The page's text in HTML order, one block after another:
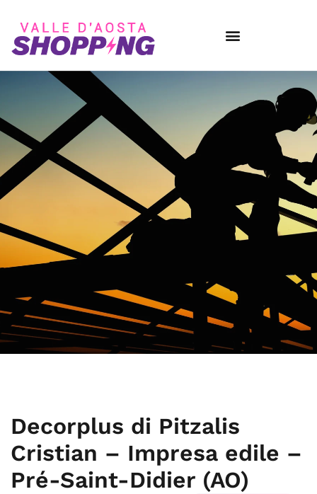
Decorplus di Pitzalis
Cristian – Impresa edile –
Pré-Saint-Didier (AO)